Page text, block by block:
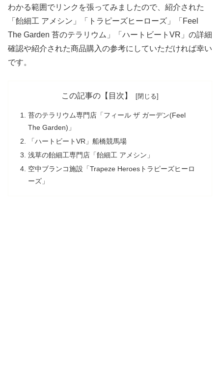
わかる範囲でリンクを張ってみましたので、紹介された
「飴細工 アメシン」「トラピーズヒーローズ」「Feel
The Garden 苔のテラリウム」「ハートビートVR」の詳細
確認や紹介された商品購入の参考にしていただければ幸い
です。
この記事の【目次】
苔のテラリウム専門店「フィール ザ ガーデン(Feel
The Garden)」
「ハートビートVR」船橋競馬場
浅草の飴細工専門店「飴細工 アメシン」
空中ブランコ施設「Trapeze Heroesトラピーズヒーロ
ーズ」